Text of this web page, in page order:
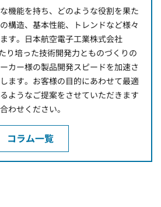
機能を持ち、どのような役割を果た
構造、基本性能、トレンドなど様々
す。日本航空電子工業株式会社
り培った技術開発力とものづくりの
カー様の製品開発スピードを加速さ
ます。お客様の目的にあわせて最適
ようなご提案をさせていただきます
わせください。
コラム一覧